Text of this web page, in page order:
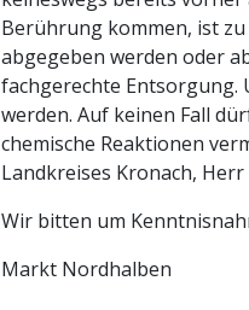
Berührung kommen, ist
abgegeben werden oder
fachgerechte Entsorgung.
werden. Auf keinen Fall
chemische Reaktionen
Landkreises Kronach,
Wir bitten um
Markt Nordhalben